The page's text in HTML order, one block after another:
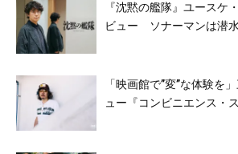
『沈黙の艦隊』ユースケ
ビュー ソナーマンは潜
「映画館で”変”な体験を
ュー『コンビニエンス・